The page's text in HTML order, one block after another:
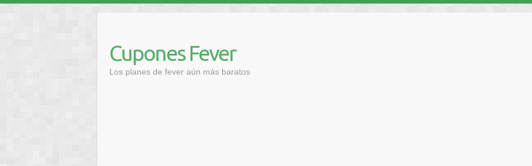
contenido
Cupones Fever
Los planes de fever aún más baratos